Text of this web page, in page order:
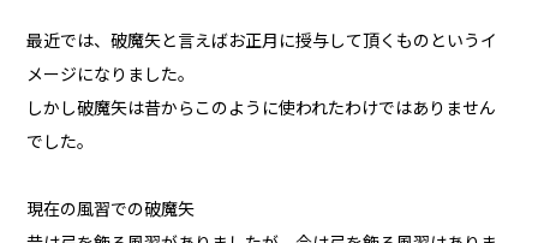
最近では、破魔矢と言えばお正月に授与して頂くものというイ
メージになりました。
しかし破魔矢は昔からこのように使われたわけではありません
でした。
現在の風習での破魔矢